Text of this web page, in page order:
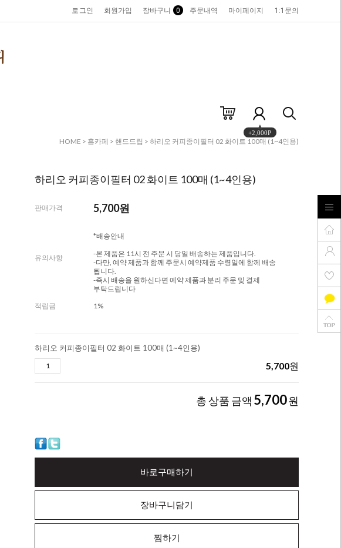
로그인 회원가입 장바구니 0 주문내역 마이페이지 1:1문의
+2,000P
HOME > 홈카페 > 핸드드립 > 하리오 커피종이필터 02 화이트 100매 (1~4인용)
하리오 커피종이필터 02 화이트 100매 (1~4인용)
판매가격 5,700원
유의사항
*배송안내
-본 제품은 11시 전 주문 시 당일 배송하는 제품입니다.
-다만, 예약 제품과 함께 주문시 예약제품 수령일에 함께 배송
됩니다.
-즉시 배송을 원하신다면 예약 제품과 분리 주문 및 결제
부탁드립니다
적립금
1%
하리오 커피종이필터 02 화이트 100매 (1~4인용)
5,700원
총 상품 금액 5,700원
바로구매하기
장바구니담기
찜하기